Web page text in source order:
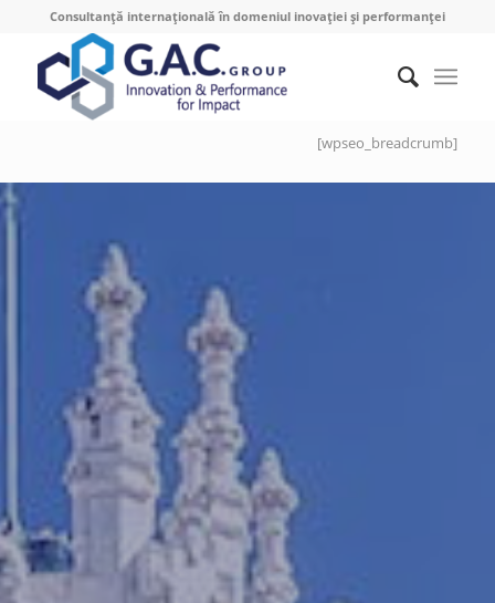
Consultanță internațională în domeniul inovației și performanței
[wpseo_breadcrumb]